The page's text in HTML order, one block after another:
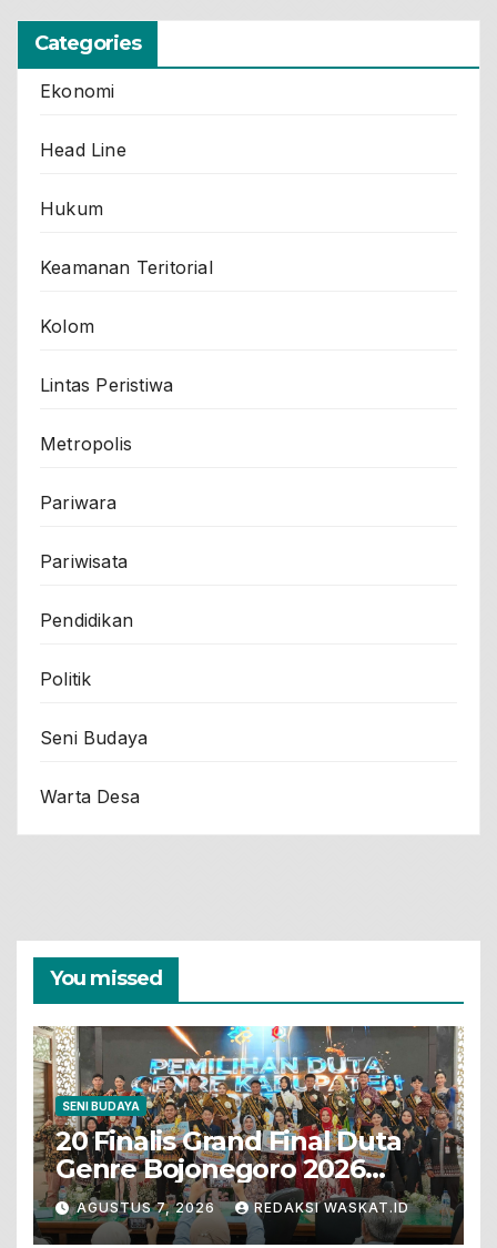
Categories
Ekonomi
Head Line
Hukum
Keamanan Teritorial
Kolom
Lintas Peristiwa
Metropolis
Pariwara
Pariwisata
Pendidikan
Politik
Seni Budaya
Warta Desa
You missed
SENI BUDAYA
20 Finalis Grand Final Duta
Genre Bojonegoro 2026
Tunjukkan Bakat Terbaik
AGUSTUS 7, 2026 REDAKSI WASKAT.ID